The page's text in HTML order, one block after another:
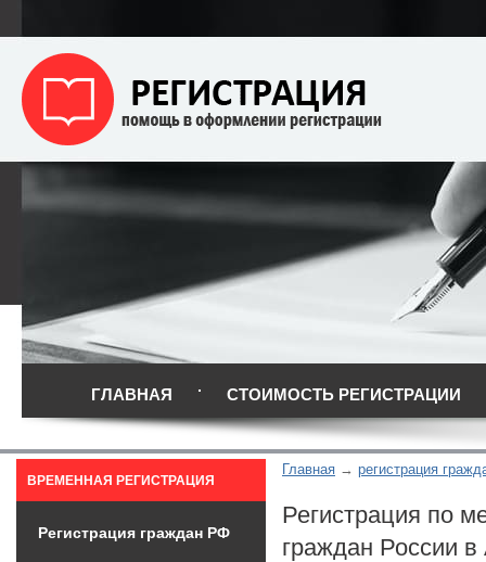
ГЛАВНАЯ СТОИМОСТЬ РЕГИСТРАЦИИ
Главная регистрация
Регистрация по
граждан России
ВРЕМЕННАЯ РЕГИСТРАЦИЯ
Регистрация граждан РФ